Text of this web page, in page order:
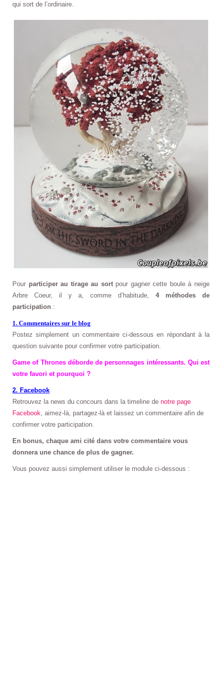
qui sort de l’ordinaire.
Pour participer au tirage au sortpour gagner cette boule à neige
Arbre Coeur, il y a, comme d’habitude, 4 méthodes de
participation :
1. Commentaires sur le blog
Postez simplement un commentaire ci-dessous en répondant à la
question suivante pour confirmer votre participation.
Game of Thrones déborde de personnages intéressants. Qui est
votre favori et pourquoi ?
2. Facebook
Retrouvez la news du concours dans la timeline de notre page
Facebook , aimez-là, partagez-là et laissez un commentaire afin de
confirmer votre participation.
En bonus, chaque ami cité dans votre commentaire vous
donnera une chance de plus de gagner.
Vous pouvez aussi simplement utiliser le module ci-dessous :